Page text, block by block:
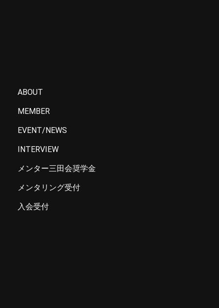
ABOUT
MEMBER
EVENT/NEWS
INTERVIEW
メンター三田会奨学金
メンタリング受付
入会受付